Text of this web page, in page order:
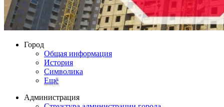
Город
Общая информация
История
Символика
Ещё
Администрация